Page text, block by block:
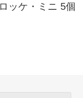
ッケ・ミニ 5個